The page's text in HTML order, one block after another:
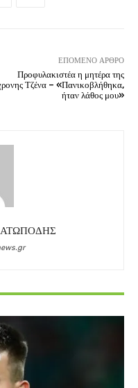
ΕΠΌΜΕΝΟ ΆΡΘΡΟ
Προφυλακιστέα η μητέρα της
Τζένα – «Πανικοβλήθηκα,
ήταν λάθος μου»